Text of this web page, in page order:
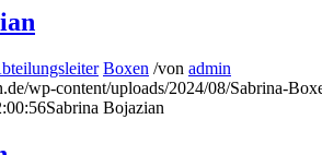
Boxen /von admin
wp-content/uploads/2024/08/Sabrina-
Sabrina Bojazian